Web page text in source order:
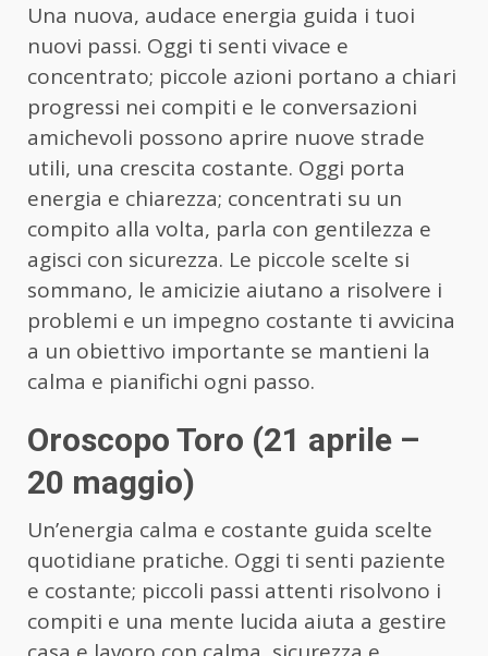
Una nuova, audace energia guida i tuoi
nuovi passi. Oggi ti senti vivace e
concentrato; piccole azioni portano a chiari
progressi nei compiti e le conversazioni
amichevoli possono aprire nuove strade
utili, una crescita costante. Oggi porta
energia e chiarezza; concentrati su un
compito alla volta, parla con gentilezza e
agisci con sicurezza. Le piccole scelte si
sommano, le amicizie aiutano a risolvere i
problemi e un impegno costante ti avvicina
a un obiettivo importante se mantieni la
calma e pianifichi ogni passo.
Oroscopo Toro (21 aprile –
20 maggio)
Un’energia calma e costante guida scelte
quotidiane pratiche. Oggi ti senti paziente
e costante; piccoli passi attenti risolvono i
compiti e una mente lucida aiuta a gestire